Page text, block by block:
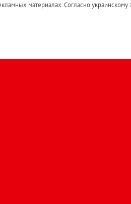
материалах. Согласно украинскому